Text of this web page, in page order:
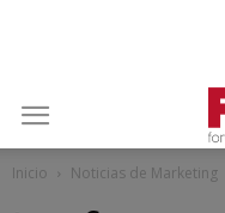
Inicio Noticias de Marketing